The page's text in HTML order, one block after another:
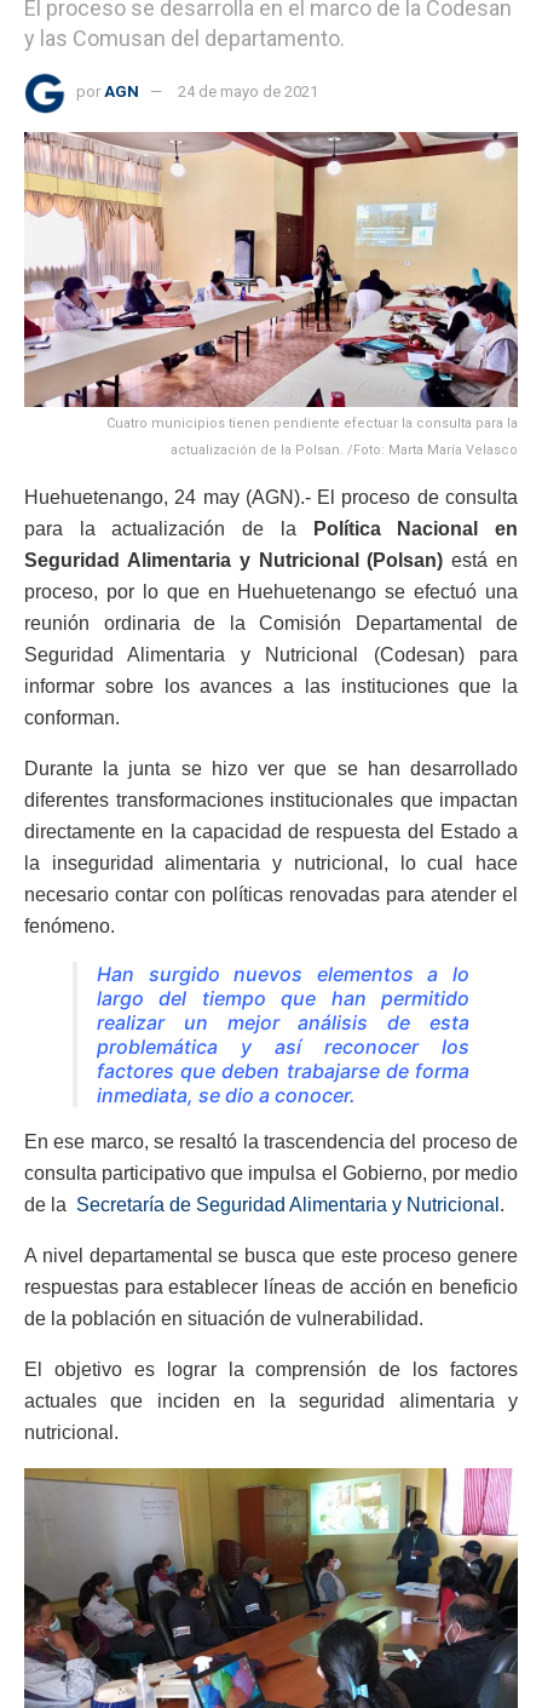
El proceso se desarrolla en el marco de la Codesan
y las Comusan del departamento.
por AGN 24 de mayo de 2021
Cuatro municipios tienen pendiente efectuar la consulta para la
actualización de la Polsan. /Foto: Marta María Velasco
Huehuetenango, 24 may (AGN).- El proceso de consulta
para la actualización de la
Política Nacional en
Seguridad Alimentaria y Nutricional (Polsan) está en
proceso, por lo que en Huehuetenango se efectuó una
reunión ordinaria de la Comisión Departamental de
Seguridad Alimentaria y Nutricional (Codesan) para
informar sobre los avances a las instituciones que la
conforman.
Durante la junta se hizo ver que se han desarrollado
diferentes transformaciones institucionales que impactan
directamente en la capacidad de respuesta del Estado a
la inseguridad alimentaria y nutricional, lo cual hace
necesario contar con políticas renovadas para atender el
fenómeno.
Han surgido nuevos elementos a lo
largo del tiempo que han permitido
realizar un mejor análisis de esta
problemática y así reconocer los
factores que deben trabajarse de forma
inmediata, se dio a conocer.
En ese marco, se resaltó la trascendencia del proceso de
consulta participativo que impulsa el Gobierno, por medio
de la Secretaría de Seguridad Alimentaria y Nutricional .
A nivel departamental se busca que este proceso genere
respuestas para establecer líneas de acción en beneficio
de la población en situación de vulnerabilidad.
El objetivo es lograr la comprensión de los factores
actuales que inciden en la seguridad alimentaria y
nutricional.